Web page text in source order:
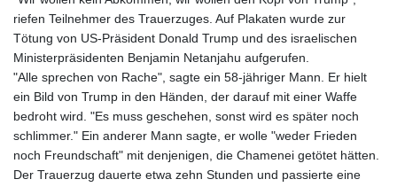
riefen Teilnehmer des Trauerzuges. Auf Plakaten wurde zur
Tötung von US-Präsident Donald Trump und des israelischen
Ministerpräsidenten Benjamin Netanjahu aufgerufen.
"Alle sprechen von Rache", sagte ein 58-jähriger Mann. Er hielt
ein Bild von Trump in den Händen, der darauf mit einer Waffe
bedroht wird. "Es muss geschehen, sonst wird es später noch
schlimmer." Ein anderer Mann sagte, er wolle "weder Frieden
noch Freundschaft" mit denjenigen, die Chamenei getötet hätten.
Der Trauerzug dauerte etwa zehn Stunden und passierte eine